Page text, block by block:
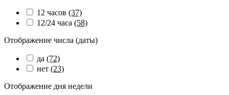
12 часов (37)
12/24 часа (58)
Отображение числа (даты)
да (72)
нет (23)
Отображение дня недели